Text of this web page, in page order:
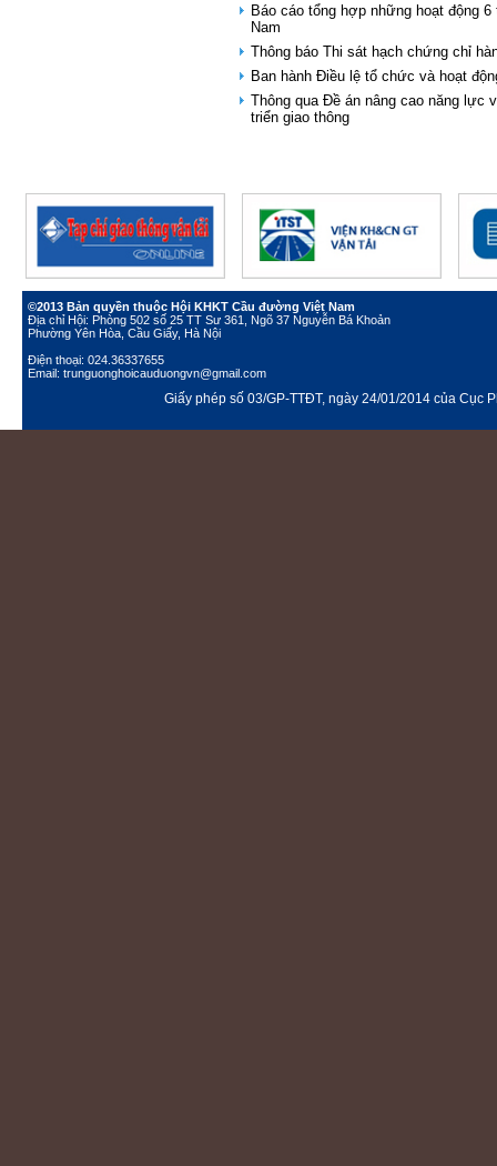
Báo cáo tổng hợp những hoạt động
Nam
Thông báo Thi sát hạch chứng chỉ
Ban hành Điều lệ tổ chức và hoạt
Thông qua Đề án nâng cao năng lực
triển giao thông
©2013 Bản quyền thuộc Hội KHKT Cầu đường Việt Nam
Địa chỉ Hội: Phòng 502 số 25 TT Sư 361, Ngõ 37 Nguyễn Bá Khoản
Phường Yên Hòa, Cầu Giấy, Hà Nội
Điện thoại: 024.36337655
Email: trunguonghoicauduongvn@gmail.com
Giấy phép số 03/GP-TTĐT, ngày 24/01/2014 của Cục